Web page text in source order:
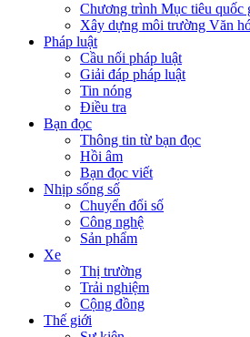
Chương trình Mục tiêu quốc
Xây dựng môi trường Văn
Pháp luật
Cầu nối pháp luật
Giải đáp pháp luật
Tin nóng
Điều tra
Bạn đọc
Thông tin từ bạn đọc
Hồi âm
Bạn đọc viết
Nhịp sống số
Chuyển đổi số
Công nghệ
Sản phẩm
Xe
Thị trường
Trải nghiệm
Cộng đồng
Thế giới